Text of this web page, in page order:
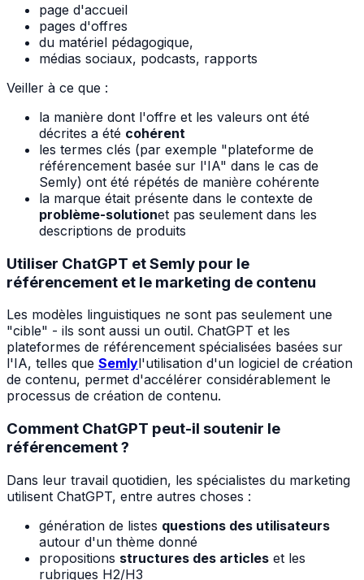
page d'accueil
pages d'offres
du matériel pédagogique,
médias sociaux, podcasts, rapports
Veiller à ce que :
la manière dont l'offre et les valeurs ont été
décrites a été cohérent
les termes clés (par exemple "plateforme de
référencement basée sur l'IA" dans le cas de
Semly) ont été répétés de manière cohérente
la marque était présente dans le contexte de
problème-solutionet pas seulement dans les
descriptions de produits
Utiliser ChatGPT et Semly pour le
référencement et le marketing de contenu
Les modèles linguistiques ne sont pas seulement une
"cible" - ils sont aussi un outil. ChatGPT et les
plateformes de référencement spécialisées basées sur
l'IA, telles que Semlyl'utilisation d'un logiciel de création
de contenu, permet d'accélérer considérablement le
processus de création de contenu.
Comment ChatGPT peut-il soutenir le
référencement ?
Dans leur travail quotidien, les spécialistes du marketing
utilisent ChatGPT, entre autres choses :
génération de listes questions des utilisateurs
autour d'un thème donné
propositions structures des articles et les
rubriques H2/H3